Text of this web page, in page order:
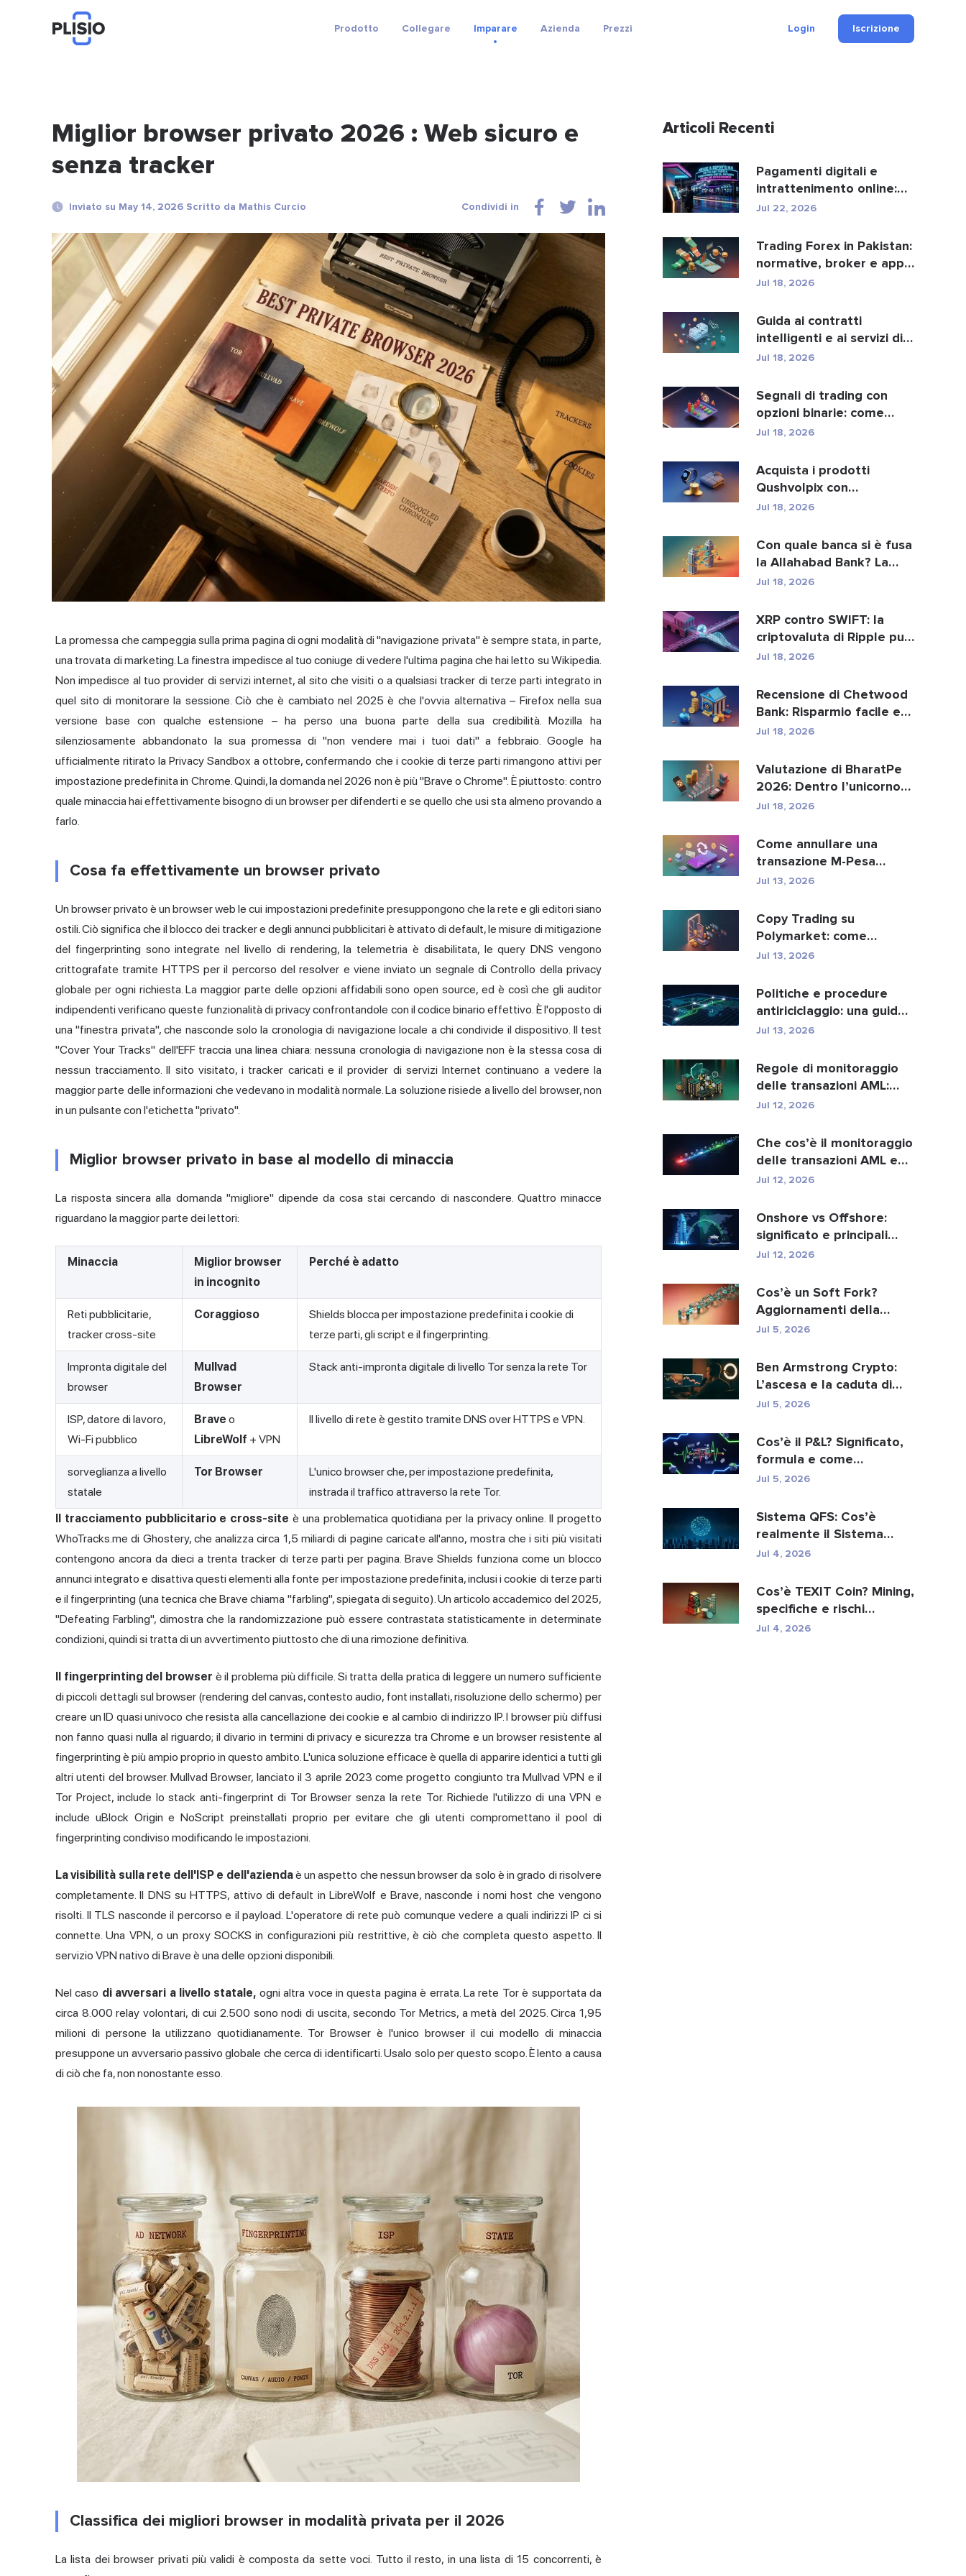
Prodotto Collegare Imparare Azienda Prezzi Login Iscrizione
Miglior browser privato 2026 : Web sicuro e
senza tracker
Inviato su May 14, 2026 Scritto da Mathis Curcio Condividi in
La promessa che campeggia sulla prima pagina di ogni modalità di "navigazione privata" è sempre stata, in parte,
una trovata di marketing. La finestra impedisce al tuo coniuge di vedere l'ultima pagina che hai letto su Wikipedia.
Non impedisce al tuo provider di servizi internet, al sito che visiti o a qualsiasi tracker di terze parti integrato in
quel sito di monitorare la sessione. Ciò che è cambiato nel 2025 è che l'ovvia alternativa – Firefox nella sua
versione base con qualche estensione – ha perso una buona parte della sua credibilità. Mozilla ha
silenziosamente abbandonato la sua promessa di "non vendere mai i tuoi dati" a febbraio. Google ha
ufficialmente ritirato la Privacy Sandbox a ottobre, confermando che i cookie di terze parti rimangono attivi per
impostazione predefinita in Chrome. Quindi, la domanda nel 2026 non è più "Brave o Chrome". È piuttosto: contro
quale minaccia hai effettivamente bisogno di un browser per difenderti e se quello che usi sta almeno provando a
farlo.
Cosa fa effettivamente un browser privato
Un browser privato è un browser web le cui impostazioni predefinite presuppongono che la rete e gli editori siano
ostili. Ciò significa che il blocco dei tracker e degli annunci pubblicitari è attivato di default, le misure di mitigazione
del fingerprinting sono integrate nel livello di rendering, la telemetria è disabilitata, le query DNS vengono
crittografate tramite HTTPS per il percorso del resolver e viene inviato un segnale di Controllo della privacy
globale per ogni richiesta. La maggior parte delle opzioni affidabili sono open source, ed è così che gli auditor
indipendenti verificano queste funzionalità di privacy confrontandole con il codice binario effettivo. È l'opposto di
una "finestra privata", che nasconde solo la cronologia di navigazione locale a chi condivide il dispositivo. Il test
"Cover Your Tracks" dell'EFF traccia una linea chiara: nessuna cronologia di navigazione non è la stessa cosa di
nessun tracciamento. Il sito visitato, i tracker caricati e il provider di servizi Internet continuano a vedere la
maggior parte delle informazioni che vedevano in modalità normale. La soluzione risiede a livello del browser, non
in un pulsante con l'etichetta "privato".
Miglior browser privato in base al modello di minaccia
La risposta sincera alla domanda "migliore" dipende da cosa stai cercando di nascondere. Quattro minacce
riguardano la maggior parte dei lettori:
Minaccia
Miglior browser
in incognito
Perché è adatto
Reti pubblicitarie,
tracker cross-site
Coraggioso
Shields blocca per impostazione predefinita i cookie di
terze parti, gli script e il fingerprinting.
Impronta digitale del
browser
Mullvad
Browser
Stack anti-impronta digitale di livello Tor senza la rete Tor
ISP, datore di lavoro,
Wi-Fi pubblico
Brave o
LibreWolf + VPN
Il livello di rete è gestito tramite DNS over HTTPS e VPN.
sorveglianza a livello
statale
Tor Browser
L'unico browser che, per impostazione predefinita,
instrada il traffico attraverso la rete Tor.
Il tracciamento pubblicitario e cross-site è una problematica quotidiana per la privacy online. Il progetto
WhoTracks.me di Ghostery, che analizza circa 1,5 miliardi di pagine caricate all'anno, mostra che i siti più visitati
contengono ancora da dieci a trenta tracker di terze parti per pagina. Brave Shields funziona come un blocco
annunci integrato e disattiva questi elementi alla fonte per impostazione predefinita, inclusi i cookie di terze parti
e il fingerprinting (una tecnica che Brave chiama "farbling", spiegata di seguito). Un articolo accademico del 2025,
"Defeating Farbling", dimostra che la randomizzazione può essere contrastata statisticamente in determinate
condizioni, quindi si tratta di un avvertimento piuttosto che di una rimozione definitiva.
Il fingerprinting del browser è il problema più difficile. Si tratta della pratica di leggere un numero sufficiente
di piccoli dettagli sul browser (rendering del canvas, contesto audio, font installati, risoluzione dello schermo) per
creare un ID quasi univoco che resista alla cancellazione dei cookie e al cambio di indirizzo IP. I browser più diffusi
non fanno quasi nulla al riguardo; il divario in termini di privacy e sicurezza tra Chrome e un browser resistente al
fingerprinting è più ampio proprio in questo ambito. L'unica soluzione efficace è quella di apparire identici a tutti gli
altri utenti del browser.Mullvad Browser, lanciato il 3 aprile 2023 come progetto congiunto tra Mullvad VPN e il
Tor Project, include lo stack anti-fingerprint di Tor Browser senza la rete Tor. Richiede l'utilizzo di una VPN e
include uBlock Origin e NoScript preinstallati proprio per evitare che gli utenti compromettano il pool di
fingerprinting condiviso modificando le impostazioni.
La visibilità sulla rete dell'ISP e dell'aziendaè un aspetto che nessun browser da solo è in grado di risolvere
completamente. Il DNS su HTTPS, attivo di default in LibreWolf e Brave, nasconde i nomi host che vengono
risolti. Il TLS nasconde il percorso e il payload. L'operatore di rete può comunque vedere a quali indirizzi IP ci si
connette. Una VPN, o un proxy SOCKS in configurazioni più restrittive, è ciò che completa questo aspetto. Il
servizio VPN nativo di Brave è una delle opzioni disponibili.
Nel caso di avversari a livello statale, ogni altra voce in questa pagina è errata. La rete Tor è supportata da
circa 8.000 relay volontari, di cui 2.500 sono nodi di uscita, secondo Tor Metrics, a metà del 2025. Circa 1,95
milioni di persone la utilizzano quotidianamente. Tor Browser è l'unico browser il cui modello di minaccia
presuppone un avversario passivo globale che cerca di identificarti. Usalo solo per questo scopo. È lento a causa
di ciò che fa, non nonostante esso.
Classifica dei migliori browser in modalità privata per il 2026
La lista dei browser privati più validi è composta da sette voci. Tutto il resto, in una lista di 15 concorrenti, è
Articoli Recenti
Pagamenti digitali e
intrattenimento online:
ecco come crypto e fi...
Jul 22, 2026
Trading Forex in Pakistan:
normative, broker e app
di trading.
Jul 18, 2026
Guida ai contratti
intelligenti e ai servizi di
sviluppo di contra...
Jul 18, 2026
Segnali di trading con
opzioni binarie: come
funzionano e i rischi
Jul 18, 2026
Acquista i prodotti
Qushvolpix con
criptovalute: Bitcoin,
Jul 18, 2026
Con quale banca si è fusa
la Allahabad Bank? La
storia completa d...
Jul 18, 2026
XRP contro SWIFT: la
criptovaluta di Ripple può
sostituire i paga...
Jul 18, 2026
Recensione di Chetwood
Bank: Risparmio facile e
servizi bancari si...
Jul 18, 2026
Valutazione di BharatPe
2026: Dentro l’unicorno
fintech da 2,85 ...
Jul 18, 2026
Come annullare una
transazione M-Pesa
inviata per errore
Jul 13, 2026
Copy Trading su
Polymarket: come
replicare in sicurezza i
Jul 13, 2026
Politiche e procedure
antiriciclaggio: una guida
completa alla con...
Jul 13, 2026
Regole di monitoraggio
delle transazioni AML:
come individuano i r...
Jul 12, 2026
Che cos’è il monitoraggio
delle transazioni AML e
come funziona?
Jul 12, 2026
Onshore vs Offshore:
significato e principali
differenze spiegate
Jul 12, 2026
Cos’è un Soft Fork?
Aggiornamenti della
blockchain spiegati
Jul 5, 2026
Ben Armstrong Crypto:
L’ascesa e la caduta di
BitBoy
Jul 5, 2026
Cos’è il P&L? Significato,
formula e come
calcolarlo.
Jul 5, 2026
Sistema QFS: Cos’è
realmente il Sistema
Finanziario Quantistico...
Jul 4, 2026
Cos’è TEXIT Coin? Mining,
specifiche e rischi
normativi di TXC.
Jul 4, 2026